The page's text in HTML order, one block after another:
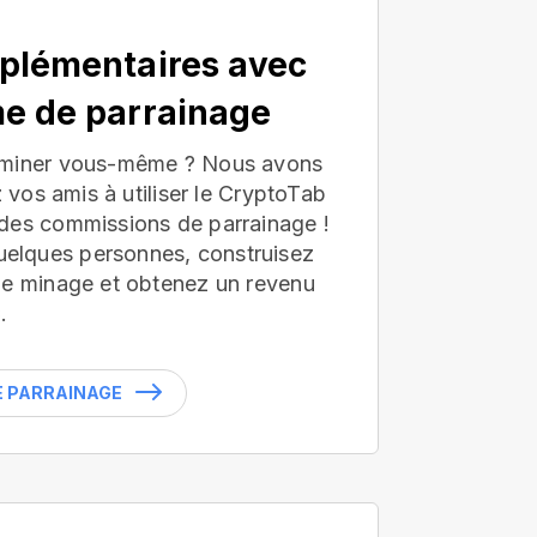
avec
de parrainage
vous-même ? Nous avons
amis à utiliser le CryptoTab
commissions de parrainage !
personnes, construisez
minage et obtenez un revenu
PARRAINAGE